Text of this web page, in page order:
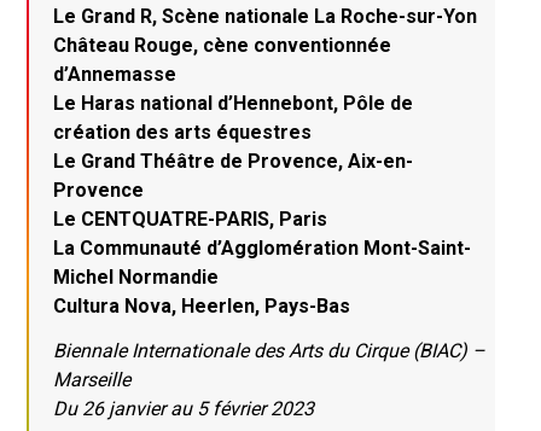
Le Grand R, Scène nationale La Roche-sur-Yon
Château Rouge, cène conventionnée
d’Annemasse
Le Haras national d’Hennebont, Pôle de
création des arts équestres
Le Grand Théâtre de Provence, Aix-en-
Provence
Le CENTQUATRE-PARIS, Paris
La Communauté d’Agglomération Mont-Saint-
Michel Normandie
Cultura Nova, Heerlen, Pays-Bas
Biennale Internationale des Arts du Cirque (BIAC) –
Marseille
Du 26 janvier au 5 février 2023